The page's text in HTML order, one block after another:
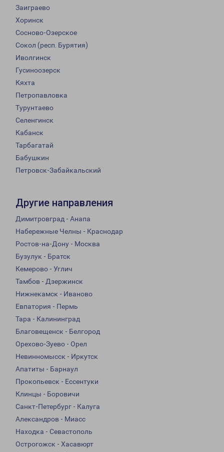
Заиграево
Хоринск
Сосново-Озерское
Сокол (респ. Бурятия)
Иволгинск
Гусиноозерск
Кяхта
Петропавловка
Турунтаево
Селенгинск
Кабанск
Тарбагатай
Бабушкин
Петровск-Забайкальский
Другие направления
Димитровград - Анапа
Набережные Челны - Краснодар
Ростов-на-Дону - Москва
Бузулук - Братск
Кемерово - Углич
Тамбов - Дзержинск
Нижнекамск - Иваново
Евпатория - Пермь
Тара - Калининград
Благовещенск - Белгород
Орехово-Зуево - Орел
Невинномысск - Иркутск
Апатиты - Барнаул
Прокопьевск - Ессентуки
Клинцы - Боровичи
Санкт-Петербург - Калуга
Александров - Миасс
Находка - Севастополь
Острогожск - Хасавюрт